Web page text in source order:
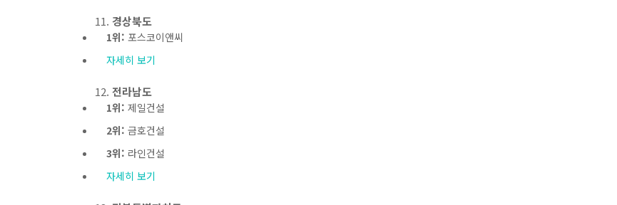
경상북도
1위: 포스코이앤씨
자세히 보기
전라남도
1위: 제일건설
2위: 금호건설
3위: 라인건설
자세히 보기